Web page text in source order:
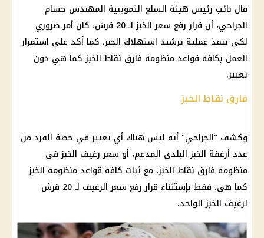
قال نائب رئيس هيئة السلع التموينية المهندس حسام
الجراحي، أن قراررفع سعر الخبز
لـ 20 قرش، كان أمر ضروري
لكي تنفذ عملية ترشيد استهلاك الخبز، كما أكد علي استمرار
العمل بكافة قواعد منظومة فارق نقاط الخبز كما هي دون
تغيير.
فارق نقاط الخبز
وكشف "الجراحي" أنه ليس هناك أي تغيير في حصة الفرد من
عدد أرغفة الخبز البلدي المدعم، أو سعر رغيف الخبزفي
منظومة فارق نقاط الخبز، مع ثبات كافة قواعد منظومة الخبز
كما هي، فقط بإستثناء قرار رفع سعر الرغيف
لـ 20 قرش
لرغيف الخبز الواحد.